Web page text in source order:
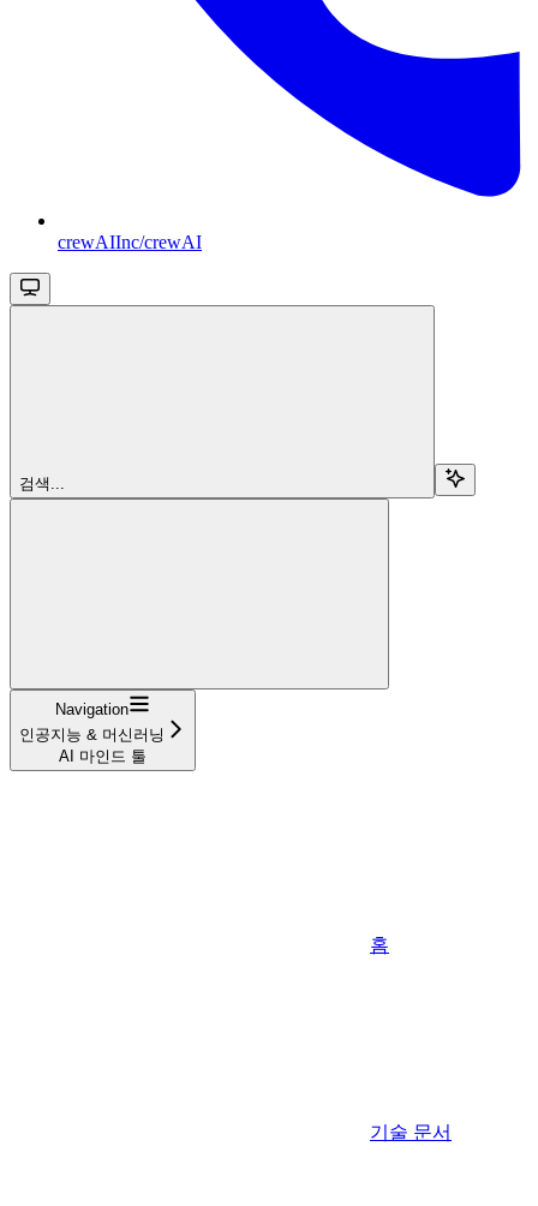
crewAIInc/crewAI
검색...
Navigation
인공지능 & 머신러닝
AI 마인드 툴
홈
기술 문서